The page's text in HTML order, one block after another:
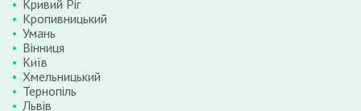
Кривий Ріг
Кропивницький
Умань
Вінниця
Київ
Хмельницький
Тернопіль
Львів